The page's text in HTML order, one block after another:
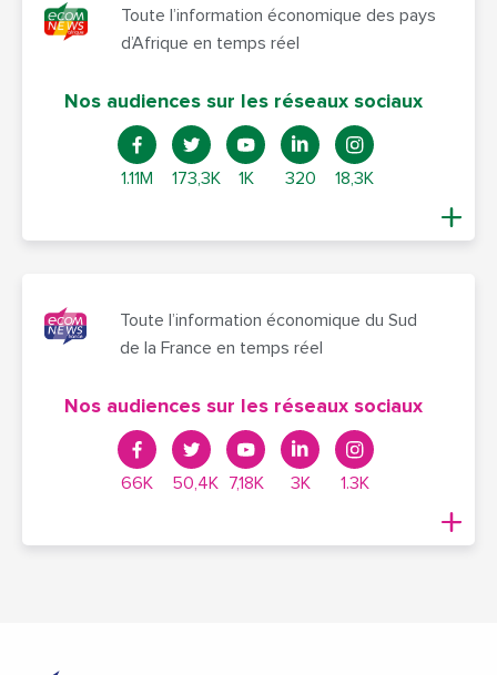
Toute l’information économique des pays
d’Afrique en temps réel
Nos audiences sur les réseaux sociaux
1.11M 173,3K 1K 320 18,3K
Toute l’information économique du Sud
de la France en temps réel
Nos audiences sur les réseaux sociaux
66K 50,4K 7,18K 3K 1.3K